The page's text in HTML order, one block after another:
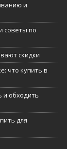
и
советы по
скидки
что купить в
и обходить
для